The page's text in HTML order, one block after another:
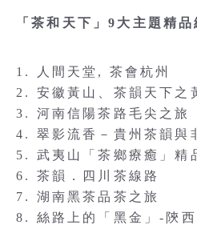
「茶和天下」9大主題精品
1. 人間天堂, 茶會杭州
2. 安徽黃山、茶韻天下之
3. 河南信陽茶路毛尖之旅
4. 翠影流香－貴州茶韻與
5. 武夷山「茶鄉療癒」精
6. 茶韻．四川茶線路
7. 湖南黑茶品茶之旅
8. 絲路上的「黑金」-陝西